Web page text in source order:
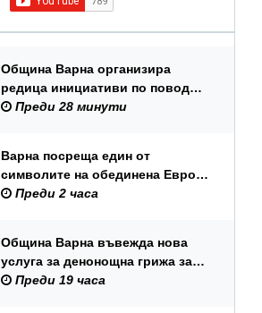
Община Варна организира
редица инициативи по повод
Международния ден на
Преди 28 минути
Варна посреща един от
символите на обединена Европа
– Младежкия симфоничен
Преди 2 часа
Община Варна въвежда нова
услуга за денонощна грижа за
възрастни хора и лица с трайни
Преди 19 часа